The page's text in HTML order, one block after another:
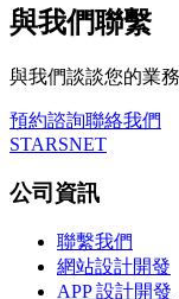
與我們聯繫
與我們談談您的業
預約諮詢聯絡我們
STARSNET
公司資訊
聯繫我們
網站設計開發
APP 設計開發